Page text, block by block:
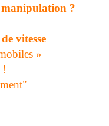
?
vitesse
»
!